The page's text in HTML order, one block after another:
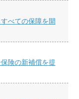
べての保障を開
険の新補償を提